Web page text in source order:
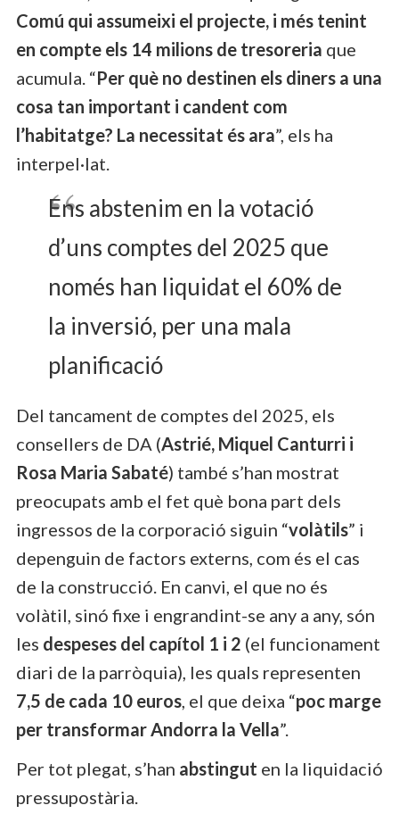
Comú qui assumeixi el projecte, i més tenint
en compte els 14 milions de tresoreria que
acumula. “Per què no destinen els diners a una
cosa tan important i candent com
l’habitatge? La necessitat és ara”, els ha
interpel·lat.
Ens abstenim en la votació
d’uns comptes del 2025 que
només han liquidat el 60% de
la inversió, per una mala
planificació
Del tancament de comptes del 2025, els
consellers de DA (Astrié, Miquel Canturri i
Rosa Maria Sabaté) també s’han mostrat
preocupats amb el fet què bona part dels
ingressos de la corporació siguin “volàtils” i
depenguin de factors externs, com és el cas
de la construcció. En canvi, el que no és
volàtil, sinó fixe i engrandint-se any a any, són
les despeses del capítol 1 i 2 (el funcionament
diari de la parròquia), les quals representen
7,5 de cada 10 euros, el que deixa “poc marge
per transformar Andorra la Vella”.
Per tot plegat, s’han abstingut en la liquidació
pressupostària.